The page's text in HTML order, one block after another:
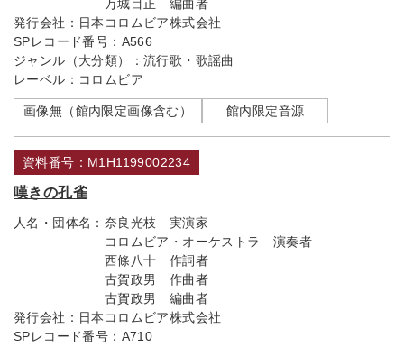
万城目正 編曲者
発行会社： 日本コロムビア株式会社
SPレコード番号： A566
ジャンル（大分類）： 流行歌・歌謡曲
レーベル： コロムビア
画像無（館内限定画像含む） 館内限定音源
資料番号：M1H1199002234
嘆きの孔雀
人名・団体名： 奈良光枝 実演家
コロムビア・オーケストラ 演奏者
西條八十 作詞者
古賀政男 作曲者
古賀政男 編曲者
発行会社： 日本コロムビア株式会社
SPレコード番号： A710